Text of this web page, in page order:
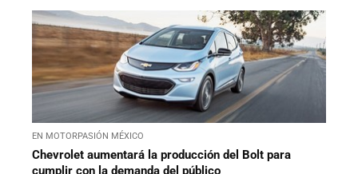
EN MOTORPASIÓN MÉXICO
Chevrolet aumentará la producción del Bolt para
cumplir con la demanda del público